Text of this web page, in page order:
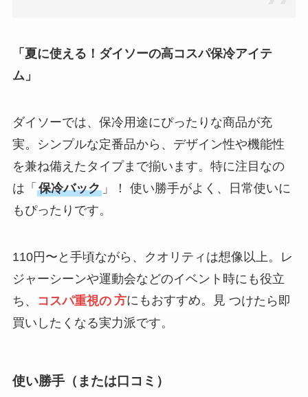
「夏に使える！ダイソーの高コスパ保冷アイテ
ム」
ダイソーでは、保冷用途にぴったりな商品が充
実。シンプルな定番品から、デザイン性や機能性
を兼ね備えたタイプまで揃います。特に注目なの
は「 保冷バック」！ 使い勝手がよく、日常使いに
もぴったりです。
110円〜と手頃ながら、クオリティは想像以上。レ
ジャーシーンや運動会などのイベント時にも役立
ち、
コスパ重視の 方にもおすすめ。見 つけたら即
買いしたくなる実力派です。
使い勝手（または口コミ）